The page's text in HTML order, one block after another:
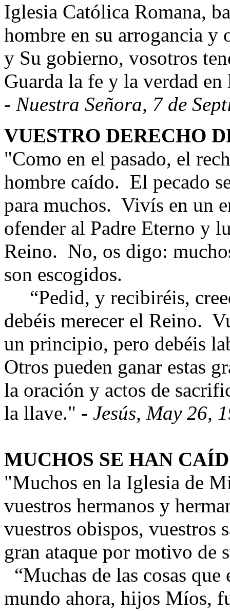
Iglesia Católica Romana,
hombre en su arrogancia
y Su gobierno, vosotros
Guarda la fe y la verdad
- Nuestra Señora, 7 de
VUESTRO DERECHO
"Como en el pasado, el
hombre caído. El pecado
para muchos. Vivís en un
ofender al Padre Eterno y
Reino. No, os digo:
son escogidos.
“Pedid, y recibiréis,
debéis merecer el Reino.
un principio, pero debéis
Otros pueden ganar estas
la oración y actos de
la llave." - Jesús, May 26,
MUCHOS SE HAN
"Muchos en la Iglesia de
vuestros hermanos y
vuestros obispos, vuestros
gran ataque por motivo de
“Muchas de las cosas
mundo ahora, hijos Míos,